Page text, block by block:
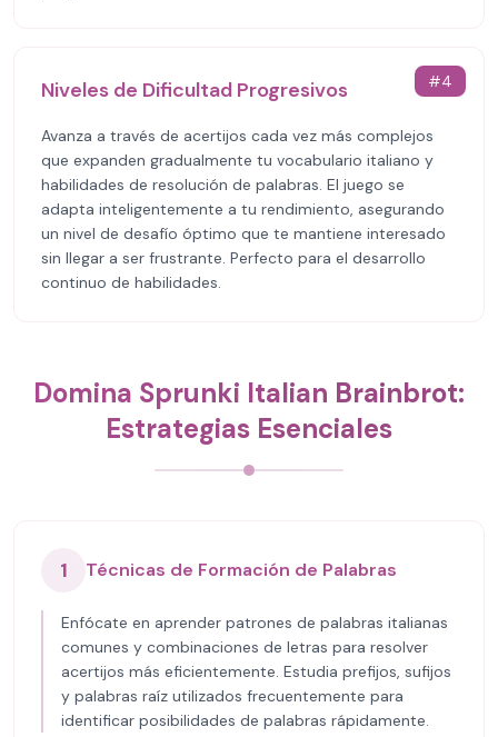
#4
Niveles de Dificultad Progresivos
Avanza a través de acertijos cada vez más complejos
que expanden gradualmente tu vocabulario italiano y
habilidades de resolución de palabras. El juego se
adapta inteligentemente a tu rendimiento, asegurando
un nivel de desafío óptimo que te mantiene interesado
sin llegar a ser frustrante. Perfecto para el desarrollo
continuo de habilidades.
Domina Sprunki Italian Brainbrot:
Estrategias Esenciales
1 Técnicas de Formación de Palabras
Enfócate en aprender patrones de palabras italianas
comunes y combinaciones de letras para resolver
acertijos más eficientemente. Estudia prefijos, sufijos
y palabras raíz utilizados frecuentemente para
identificar posibilidades de palabras rápidamente.